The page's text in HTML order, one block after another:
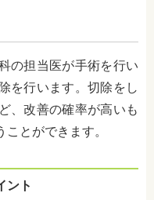
の担当医が手術を行い
を行います。切除をし
、改善の確率が高いも
とができます。
ント